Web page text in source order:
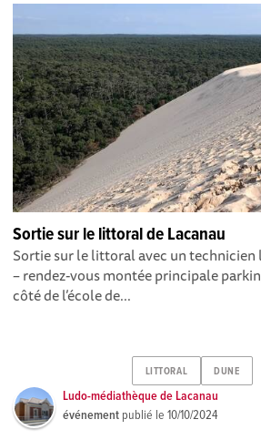
Sortie sur le littoral de Lacanau
Sortie sur le littoral avec un technicien
– rendez-vous montée principale
côté de l’école de...
LITTORAL DUNE
Ludo-médiathèque de Lacanau
événement publié le10/10/2024